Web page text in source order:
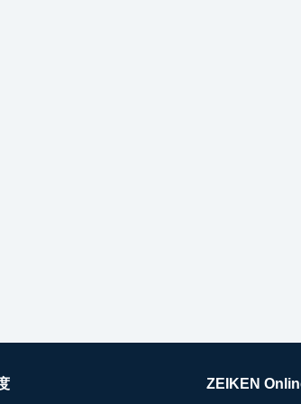
ZEIKEN